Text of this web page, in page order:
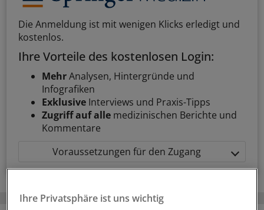
Die Anmeldung ist mit wenigen Klicks erledigt und
kostenlos.
Ihre Vorteile des kostenlosen Login:
MehrAnalysen, Hintergründe und
Infografiken
Exklusive Interviews und Praxis-Tipps
Zugriff auf alle medizinischen Berichte und
Kommentare
Voraussetzungen für den Zugang
Ihre Privatsphäre ist uns wichtig